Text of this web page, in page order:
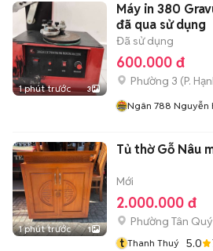
1 phút trước 3
Máy in 380
đã qua sử dụng
Đã sử dụng
600.000 đ
Phường 3 (P.
Ngân 788 Nguyễn
1 phút trước 1
Tủ thờ Gỗ Nâu
Mới
2.000.000 đ
Phường Tân Quý
t Thanh Thuý 5.0